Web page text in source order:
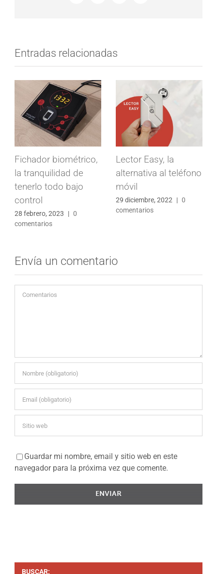
Entradas relacionadas
Fichador biométrico,
la tranquilidad de
tenerlo todo bajo
control
28 febrero, 2023 | 0
comentarios
Lector Easy, la
alternativa al teléfono
móvil
29 diciembre, 2022 | 0
comentarios
Envía un comentario
Guardar mi nombre, email y sitio web en este
navegador para la próxima vez que comente.
BUSCAR: